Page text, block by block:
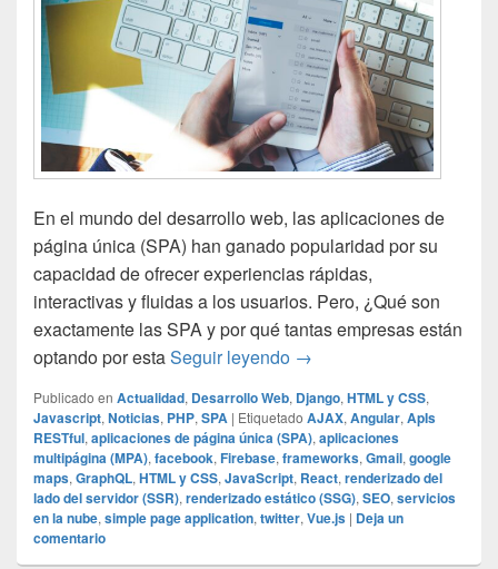
En el mundo del desarrollo web, las aplicaciones de
página única (SPA) han ganado popularidad por su
capacidad de ofrecer experiencias rápidas,
interactivas y fluidas a los usuarios. Pero, ¿Qué son
exactamente las SPA y por qué tantas empresas están
optando por estaSeguir leyendo ¿Qué es una aplicación
→
Publicado en Actualidad, Desarrollo Web, Django, HTML y CSS,
Javascript, Noticias, PHP, SPA | Etiquetado AJAX, Angular, ApIs
RESTful, aplicaciones de página única (SPA), aplicaciones
multipágina (MPA), facebook, Firebase, frameworks, Gmail, google
maps, GraphQL, HTML y CSS, JavaScript, React, renderizado del
lado del servidor (SSR), renderizado estático (SSG), SEO, servicios
en la nube, simple page application, twitter, Vue.js | Deja un
comentario